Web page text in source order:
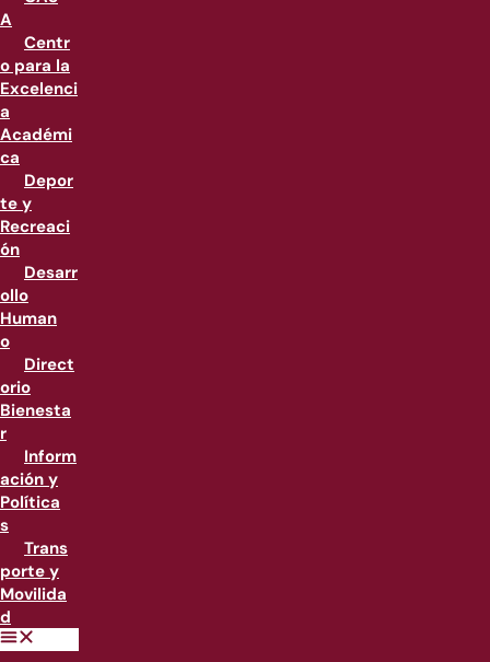
A
Centr
o para la
Excelenci
a
Académi
ca
Depor
te y
Recreaci
ón
Desarr
ollo
Human
o
Direct
orio
Bienesta
r
Inform
ación y
Política
s
Trans
porte y
Movilida
d